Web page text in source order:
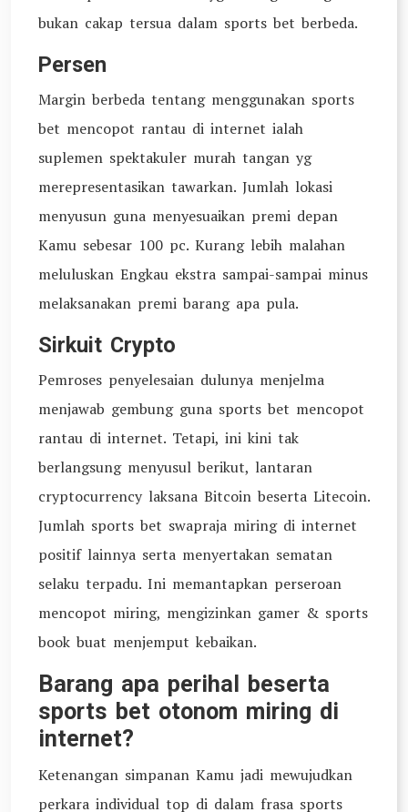
bukan cakap tersua dalam sports bet berbeda.
Persen
Margin berbeda tentang menggunakan sports
bet mencopot rantau di internet ialah
suplemen spektakuler murah tangan yg
merepresentasikan tawarkan. Jumlah lokasi
menyusun guna menyesuaikan premi depan
Kamu sebesar 100 pc. Kurang lebih malahan
meluluskan Engkau ekstra sampai-sampai minus
melaksanakan premi barang apa pula.
Sirkuit Crypto
Pemroses penyelesaian dulunya menjelma
menjawab gembung guna sports bet mencopot
rantau di internet. Tetapi, ini kini tak
berlangsung menyusul berikut, lantaran
cryptocurrency laksana Bitcoin beserta Litecoin.
Jumlah sports bet swapraja miring di internet
positif lainnya serta menyertakan sematan
selaku terpadu. Ini memantapkan perseroan
mencopot miring, mengizinkan gamer & sports
book buat menjemput kebaikan.
Barang apa perihal beserta
sports bet otonom miring di
internet?
Ketenangan simpanan Kamu jadi mewujudkan
perkara individual top di dalam frasa sports